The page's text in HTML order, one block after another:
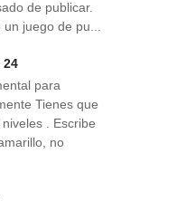
de publicar.
un juego de pu...
24
para
Tienes que
. Escribe
no